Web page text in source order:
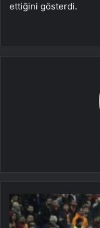
ettiğini gösterdi.